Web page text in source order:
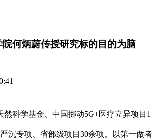
何炳蔚传授研究标的目的为脑
科学基金、中国挪动5G+医疗立异项目1
沉专项、省部级项目30余项。以第一做者